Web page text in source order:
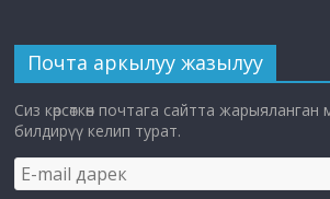
Почта аркылуу жазылуу
Сиз көрсөткөн почтага сайтта
билдирүү келип турат.
E-
mail